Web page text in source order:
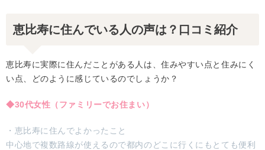
恵比寿に住んでいる人の声は？口コミ紹介
恵比寿に実際に住んだことがある人は、住みやすい点と住みにく
い点、どのように感じているのでしょうか？
◆30代女性（ファミリーでお住まい）
・恵比寿に住んでよかったこと
中心地で複数路線が使えるので都内のどこに行くにもとても便利